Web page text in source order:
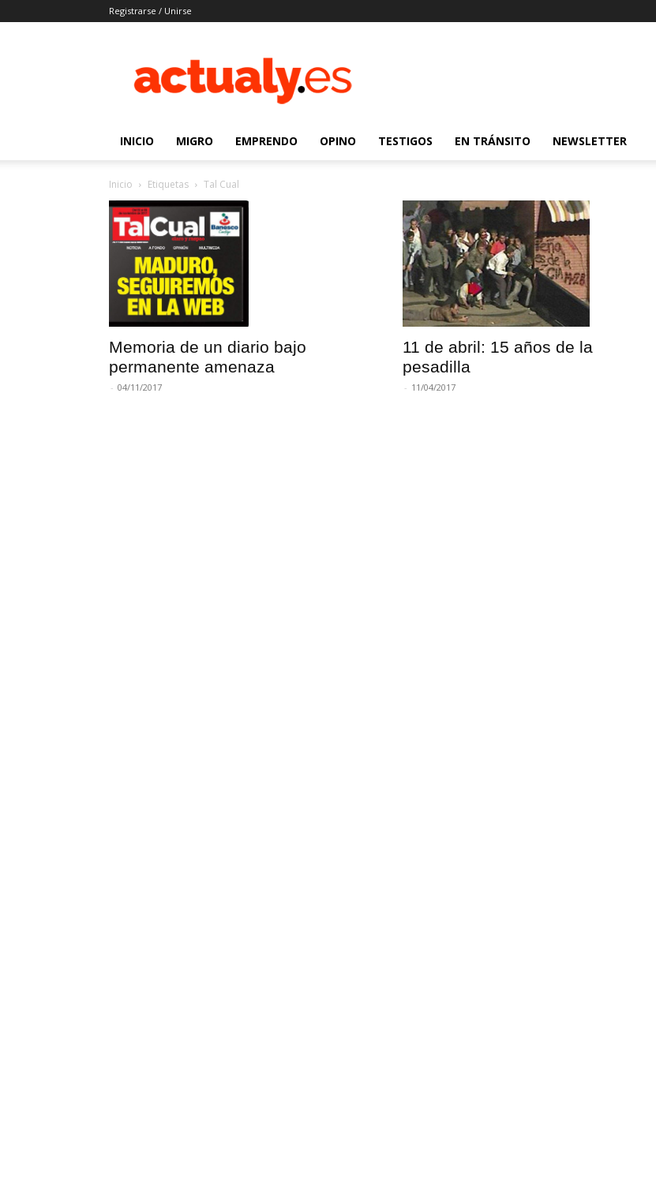
Registrarse / Unirse
|
Noticias
venezolanos
INICIO MIGRO EMPRENDO OPINO TESTIGOS EN TRÁNSITO NEWSLETTER
Inicio Etiquetas Tal Cual
Memoria de un diario bajo
permanente amenaza
- 04/11/2017
11 de abril: 15 años de la
pesadilla
- 11/04/2017